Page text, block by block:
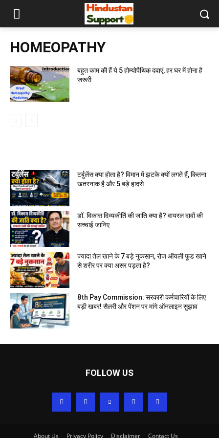
HOMEOPATHY
बहुत काम की हैं ये 5 होम्योपैथिक दवाएं, हर घर में होना है
जरूरी
टर्बुलेंस क्या होता है? विमान में झटके क्यों लगते हैं, कितना
खतरनाक है और 5 बड़े हादसे
डॉ. विकास दिव्यकीर्ति की जाति क्या है? वायरल दावों की
सच्चाई जानिए
ज्यादा तेल खाने के 7 बड़े नुकसान, रोज ऑयली फूड खाने
से शरीर पर क्या असर पड़ता है?
8th Pay Commission: सरकारी कर्मचारियों के लिए
बड़ी खबर! सैलरी और पेंशन पर मांगे ऑनलाइन सुझाव
FOLLOW US
About Us Privacy Policy Disclaimer Contact Us